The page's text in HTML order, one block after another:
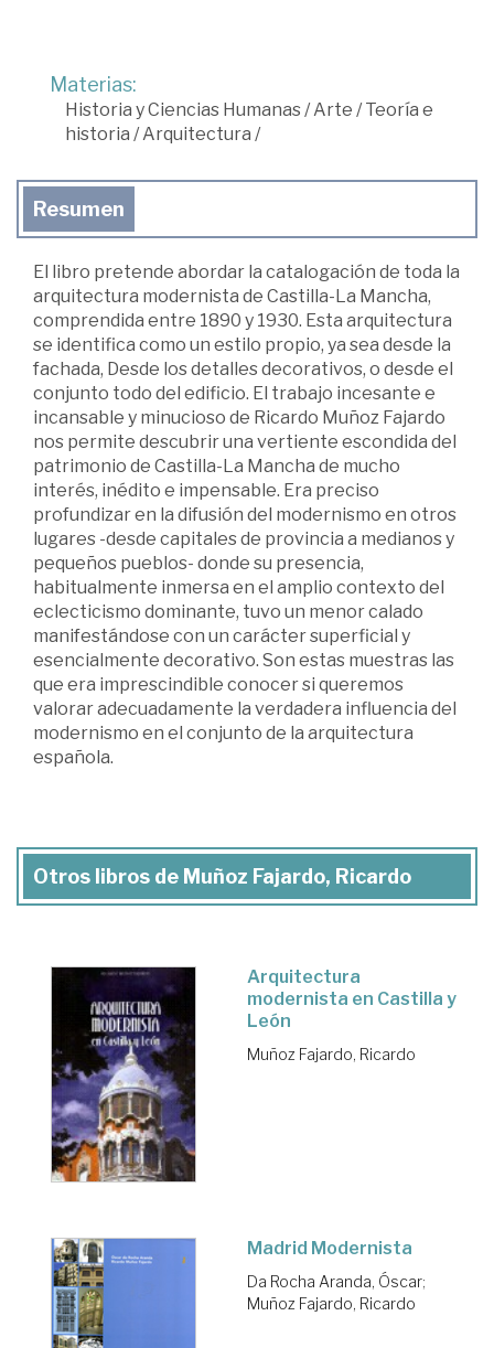
Materias:
Historia y Ciencias Humanas/Arte /Teoría e
historia /Arquitectura /
Resumen
El libro pretende abordar la catalogación de toda la
arquitectura modernista de Castilla-La Mancha,
comprendida entre 1890 y 1930. Esta arquitectura
se identifica como un estilo propio, ya sea desde la
fachada, Desde los detalles decorativos, o desde el
conjunto todo del edificio. El trabajo incesante e
incansable y minucioso de Ricardo Muñoz Fajardo
nos permite descubrir una vertiente escondida del
patrimonio de Castilla-La Mancha de mucho
interés, inédito e impensable. Era preciso
profundizar en la difusión del modernismo en otros
lugares -desde capitales de provincia a medianos y
pequeños pueblos- donde su presencia,
habitualmente inmersa en el amplio contexto del
eclecticismo dominante, tuvo un menor calado
manifestándose con un carácter superficial y
esencialmente decorativo. Son estas muestras las
que era imprescindible conocer si queremos
valorar adecuadamente la verdadera influencia del
modernismo en el conjunto de la arquitectura
española.
Otros libros de Muñoz Fajardo, Ricardo
Arquitectura
modernista en Castilla y
León
Muñoz Fajardo, Ricardo
Madrid Modernista
Da Rocha Aranda, Óscar;
Muñoz Fajardo, Ricardo